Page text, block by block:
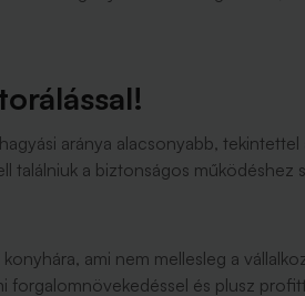
aránya alacsonyabb,
találniuk a biztonságos működéshez
ami nem mellesleg a
és plusz